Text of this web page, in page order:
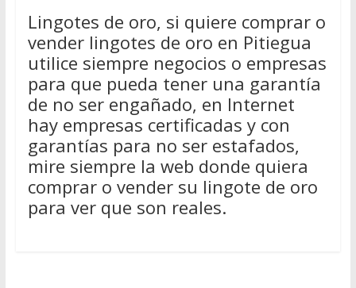
Lingotes de oro, si quiere comprar o
vender lingotes de oro en Pitiegua
utilice siempre negocios o empresas
para que pueda tener una garantía
de no ser engañado, en Internet
hay empresas certificadas y con
garantías para no ser estafados,
mire siempre la web donde quiera
comprar o vender su lingote de oro
para ver que son reales.